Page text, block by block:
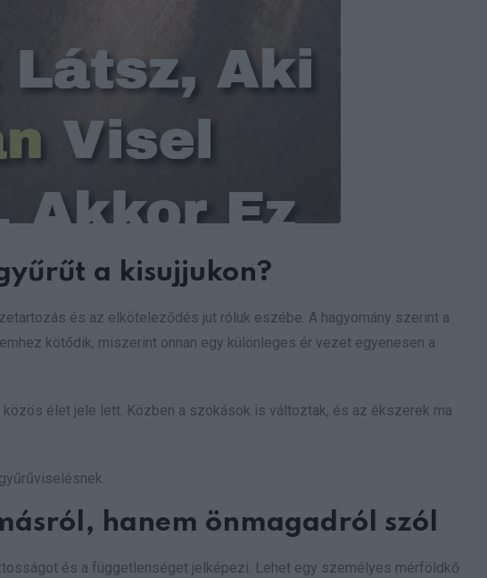
a kisujjukon?
és az elköteleződés jut róluk eszébe. A hagyomány szerint a
kötődik, miszerint onnan egy különleges ér vezet egyenesen a
élet jele lett. Közben a szokások is változtak, és az ékszerek ma
hanem önmagadról szól
és a függetlenséget jelképezi. Lehet egy személyes mérföldkő